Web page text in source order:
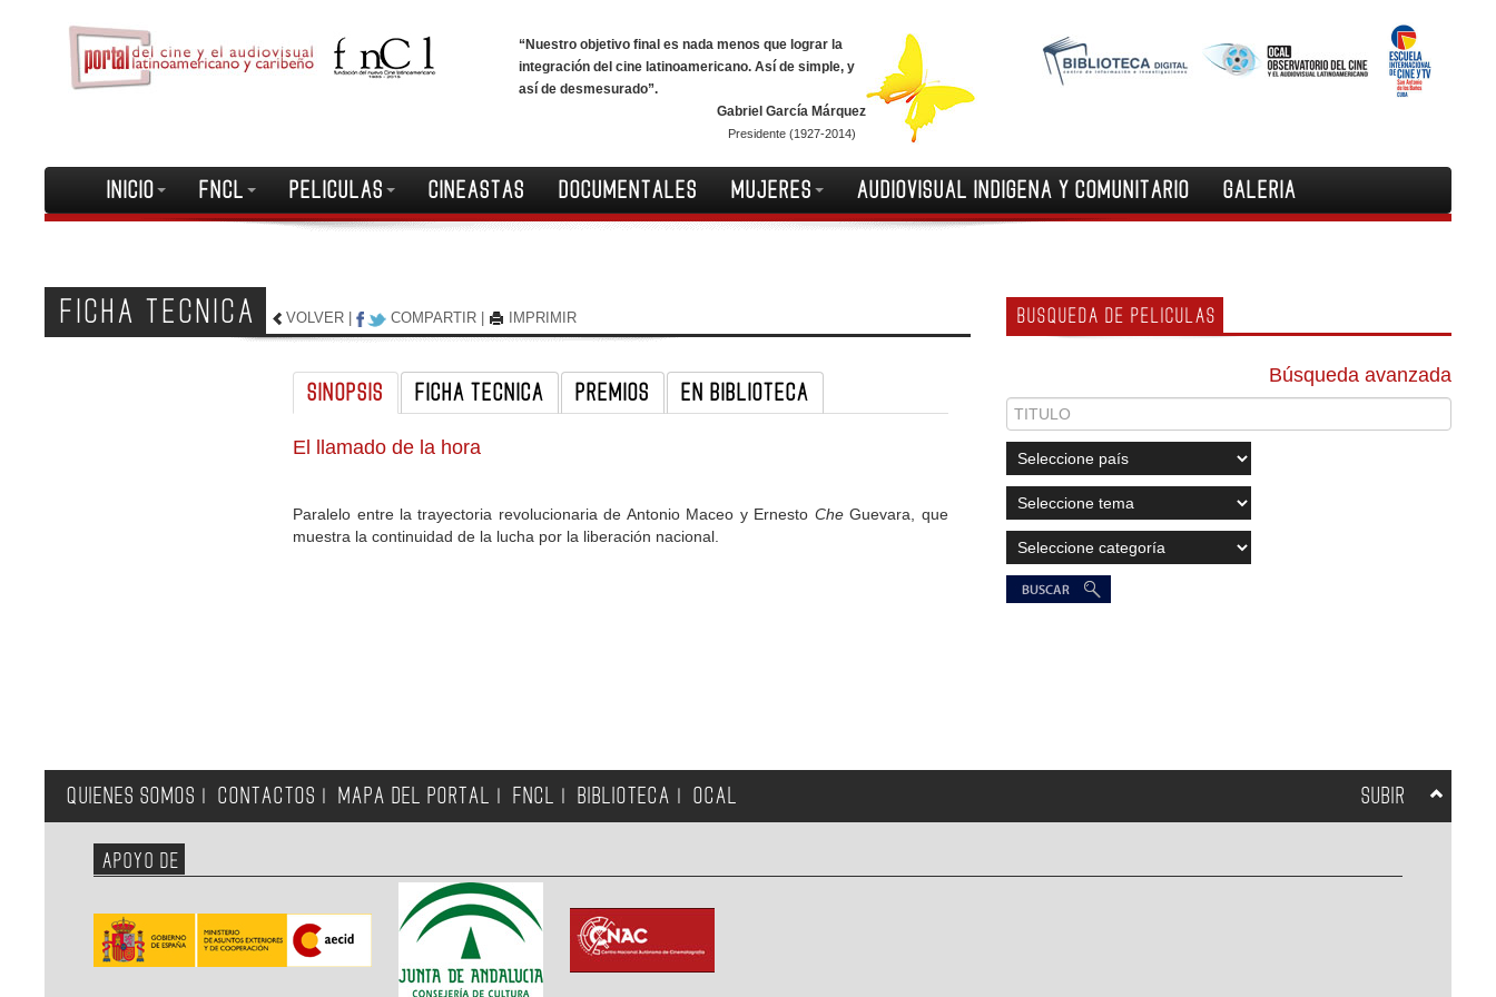
“Nuestro objetivo final es nada menos que lograr la
integración del cine latinoamericano. Así de simple, y
así de desmesurado”.
Gabriel García Márquez
Presidente (1927-2014)
INICIO FNCL PELICULAS CINEASTAS DOCUMENTALES MUJERES AUDIOVISUAL INDIGENA Y COMUNITARIO GALERIA
FICHA TECNICA VOLVER COMPARTIR IMPRIMIR
SINOPSIS FICHA TECNICA PREMIOS EN BIBLIOTECA
El llamado de la hora
Paralelo entre la trayectoria revolucionaria de Antonio Maceo y Ernesto CheGuevara, que
muestra la continuidad de la lucha por la liberación nacional.
BUSQUEDA DE PELICULAS
Búsqueda avanzada
QUIENES SOMOS CONTACTOS MAPA DEL PORTAL FNCL BIBLIOTECA OCAL SUBIR
APOYO DE